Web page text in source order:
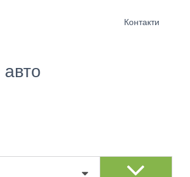
Контакти
авто